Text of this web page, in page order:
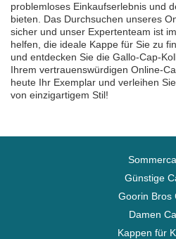
problemloses Einkaufserlebnis und
bieten. Das Durchsuchen unseres
sicher und unser Expertenteam ist
helfen, die ideale Kappe für Sie zu
und entdecken Sie die Gallo-Cap-
Ihrem vertrauenswürdigen Online-
heute Ihr Exemplar und verleihen
von einzigartigem Stil!
Günstige
Goorin Bros
Damen
Kappen für